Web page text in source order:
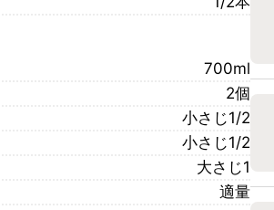
700ml
2個
小さじ1/2
小さじ1/2
大さじ1
適量